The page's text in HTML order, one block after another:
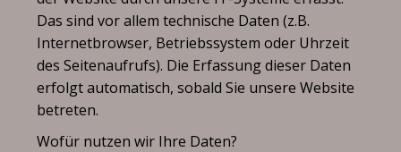
Das sind vor allem technische Daten (z.B.
Internetbrowser, Betriebssystem oder Uhrzeit
des Seitenaufrufs). Die Erfassung dieser Daten
erfolgt automatisch, sobald Sie unsere Website
betreten.
Wofür nutzen wir Ihre Daten?